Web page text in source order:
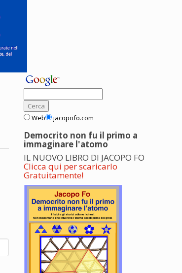
Web jacopofo.com
Democrito non fu il primo a
immaginare l'atomo
IL NUOVO LIBRO DI JACOPO FO
Clicca qui per scaricarlo
Gratuitamente!